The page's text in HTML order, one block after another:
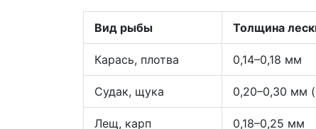
Вид рыбы Толщина
Карась, плотва 0,14–0,18 мм
Судак, щука 0,20–0,30 мм
Лещ, карп 0,18–0,25 мм